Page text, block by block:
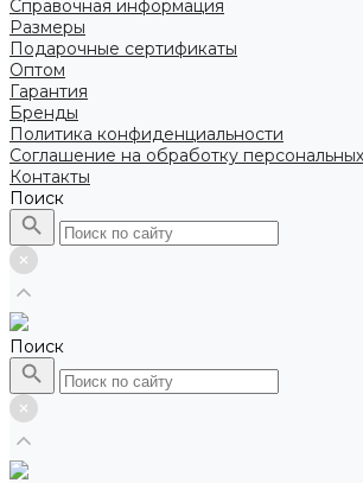
Справочная информация
Размеры
Подарочные сертификаты
Оптом
Гарантия
Бренды
Политика конфиденциальности
Соглашение на обработку
Контакты
Поиск
Поиск